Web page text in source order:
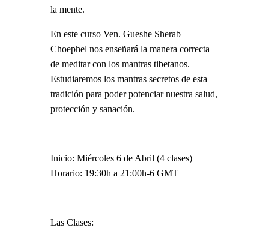
la mente.
En este curso Ven. Gueshe Sherab
Choephel nos enseñará la manera correcta
de meditar con los mantras tibetanos.
Estudiaremos los mantras secretos de esta
tradición para poder potenciar nuestra salud,
protección y sanación.
Inicio: Miércoles 6 de Abril (4 clases)
Horario: 19:30h a 21:00h-6 GMT
Las Clases: